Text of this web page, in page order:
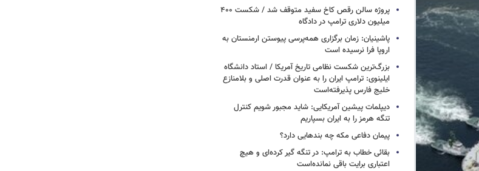
پروژه سالن رقص کاخ سفید متوقف شد / شکست ۴۰۰
میلیون دلاری ترامپ در دادگاه
پاشینیان: زمان برگزاری همه‌پرسی پیوستن ارمنستان به
اروپا فرا نرسیده است
بزرگ‌ترین شکست نظامی تاریخ آمریکا / استاد دانشگاه
ایلینوی: ترامپ ایران را به عنوان قدرت اصلی و بلامنازع
خلیج فارس پذیرفته‌است
دیپلمات پیشین آمریکایی: شاید مجبور شویم کنترل
تنگه هرمز را به ایران بسپاریم
پیمان دفاعی مکه چه بندهایی دارد؟
بقائی خطاب به ترامپ: در تنگه گیر کرده‌ای و هیچ
اعتباری برایت باقی نمانده‌است